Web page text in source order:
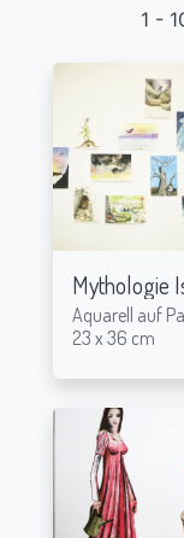
1 -
Aquarell auf
23 x 36 cm